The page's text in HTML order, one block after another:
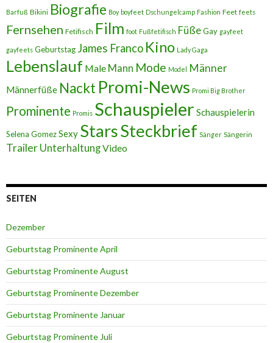
Barfuß Bikini Biografie Boy boyfeet Dschungelcamp Fashion Feet feets
Fernsehen Fetifisch Film foot Fußfetifisch FüßeGay gayfeet
gayfeets Geburtstag James Franco Kino Lady Gaga
Lebenslauf Male Mann Mode Model Männer
Männerfüße Nackt Promi-News Promi Big Brother
Prominente Promis Schauspieler Schauspielerin
Selena GomezSexy StarsSteckbrief Sänger Sängerin
Trailer UnterhaltungVideo
SEITEN
Dezember
Geburtstag Prominente April
Geburtstag Prominente August
Geburtstag Prominente Dezember
Geburtstag Prominente Januar
Geburtstag Prominente Juli